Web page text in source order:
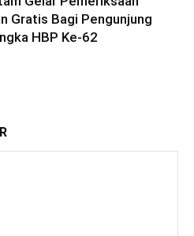
Gratis Bagi Pengunjung
HBP Ke-62